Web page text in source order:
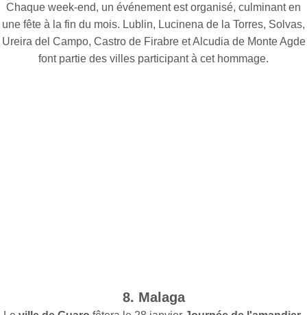
Chaque week-end, un événement est organisé, culminant en
une fête à la fin du mois. Lublin, Lucinena de la Torres, Solvas,
Ureira del Campo, Castro de Firabre et Alcudia de Monte Agde
font partie des villes participant à cet hommage.
8. Malaga